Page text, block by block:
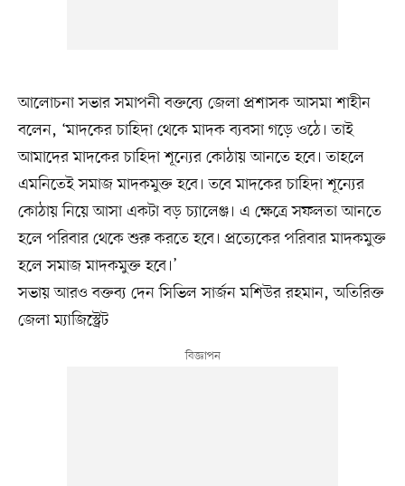
আলোচনা সভার সমাপনী বক্তব্যে জেলা প্রশাসক আসমা শাহীন
বলেন, ‘মাদকের চাহিদা থেকে মাদক ব্যবসা গড়ে ওঠে। তাই
আমাদের মাদকের চাহিদা শূন্যের কোঠায় আনতে হবে। তাহলে
এমনিতেই সমাজ মাদকমুক্ত হবে। তবে মাদকের চাহিদা শূন্যের
কোঠায় নিয়ে আসা একটা বড় চ্যালেঞ্জ। এ ক্ষেত্রে সফলতা আনতে
হলে পরিবার থেকে শুরু করতে হবে। প্রত্যেকের পরিবার মাদকমুক্ত
হলে সমাজ মাদকমুক্ত হবে।’
সভায় আরও বক্তব্য দেন সিভিল সার্জন মশিউর রহমান, অতিরিক্ত
জেলা ম্যাজিস্ট্রেট